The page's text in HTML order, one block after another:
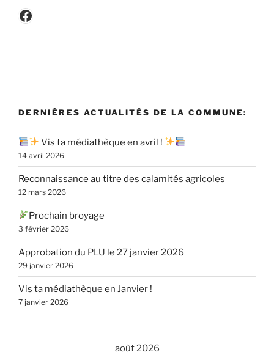
Facebook
DERNIÈRES ACTUALITÉS DE LA COMMUNE:
Vis ta médiathèque en avril !
14 avril 2026
Reconnaissance au titre des calamités agricoles
12 mars 2026
Prochain broyage
3 février 2026
Approbation du PLU le 27 janvier 2026
29 janvier 2026
Vis ta médiathèque en Janvier !
7 janvier 2026
août 2026